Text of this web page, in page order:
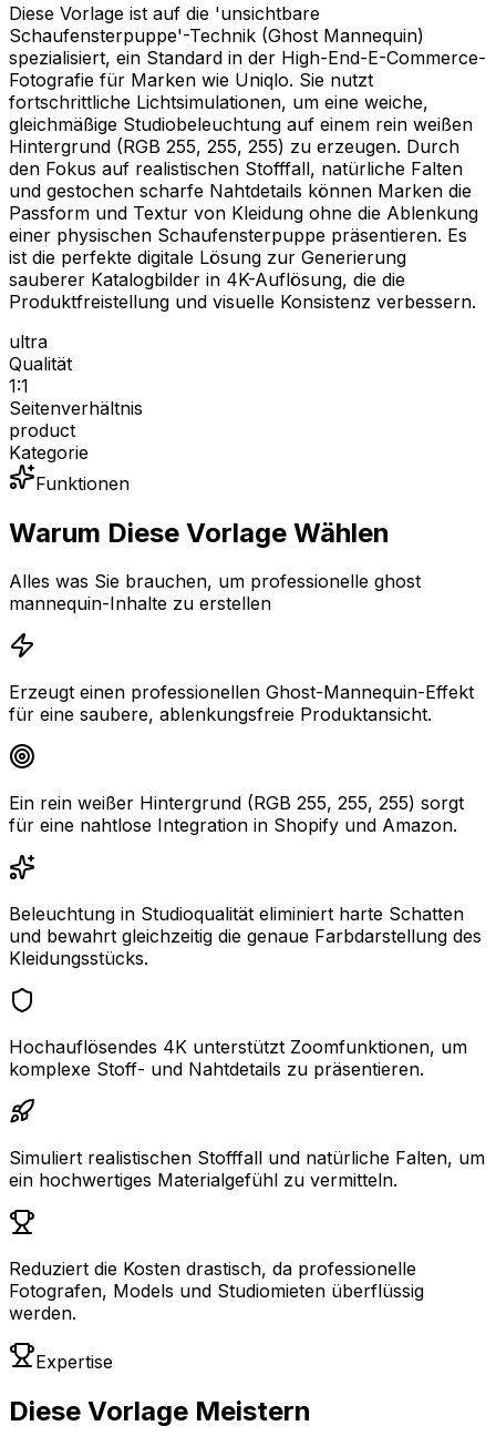
Diese Vorlage ist auf die 'unsichtbare
Schaufensterpuppe'-Technik (Ghost Mannequin)
spezialisiert, ein Standard in der High-End-E-Commerce-
Fotografie für Marken wie Uniqlo. Sie nutzt
fortschrittliche Lichtsimulationen, um eine weiche,
gleichmäßige Studiobeleuchtung auf einem rein weißen
Hintergrund (RGB 255, 255, 255) zu erzeugen. Durch
den Fokus auf realistischen Stofffall, natürliche Falten
und gestochen scharfe Nahtdetails können Marken die
Passform und Textur von Kleidung ohne die Ablenkung
einer physischen Schaufensterpuppe präsentieren. Es
ist die perfekte digitale Lösung zur Generierung
sauberer Katalogbilder in 4K-Auflösung, die die
Produktfreistellung und visuelle Konsistenz verbessern.
ultra
Qualität
1:1
Seitenverhältnis
product
Kategorie
Funktionen
Warum Diese Vorlage Wählen
Alles was Sie brauchen, um professionelle ghost
mannequin-Inhalte zu erstellen
Erzeugt einen professionellen Ghost-Mannequin-Effekt
für eine saubere, ablenkungsfreie Produktansicht.
Ein rein weißer Hintergrund (RGB 255, 255, 255) sorgt
für eine nahtlose Integration in Shopify und Amazon.
Beleuchtung in Studioqualität eliminiert harte Schatten
und bewahrt gleichzeitig die genaue Farbdarstellung des
Kleidungsstücks.
Hochauflösendes 4K unterstützt Zoomfunktionen, um
komplexe Stoff- und Nahtdetails zu präsentieren.
Simuliert realistischen Stofffall und natürliche Falten, um
ein hochwertiges Materialgefühl zu vermitteln.
Reduziert die Kosten drastisch, da professionelle
Fotografen, Models und Studiomieten überflüssig
werden.
Expertise
Diese Vorlage Meistern